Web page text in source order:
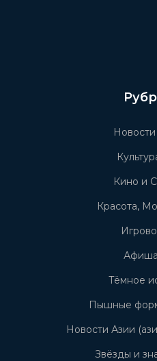
Кино и
Красота,
Тёмное
Пышные
Новости Азии
Звёзды и